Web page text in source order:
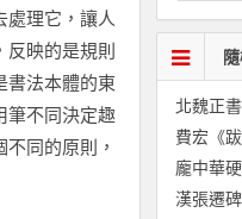
處理它，讓人
映的是規則
書法本體的東
筆不同決定趣
同的原則，
北魏正
費宏《
龐中華
漢張遷